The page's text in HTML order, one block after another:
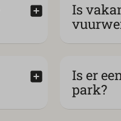
Is
Is er
park?